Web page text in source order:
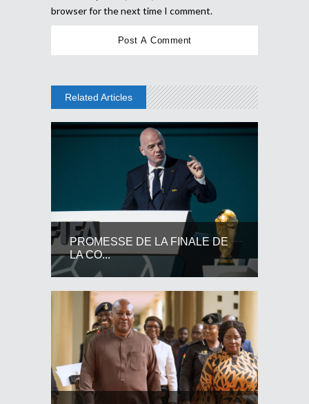
browser for the next time I comment.
Related Articles
PROMESSE DE LA FINALE DE
LA CO...